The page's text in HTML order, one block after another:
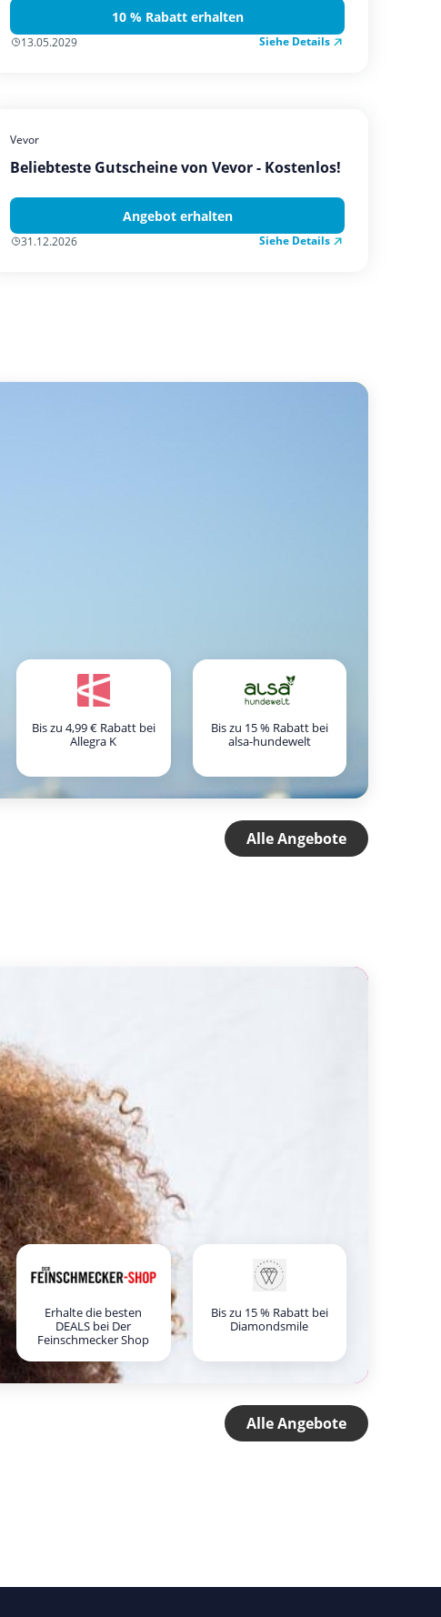
10 % Rabatt erhalten
13.05.2029 Siehe Details
Vevor
Beliebteste Gutscheine von Vevor - Kostenlos!
Angebot erhalten
31.12.2026 Siehe Details
Bis zu 4,99 € Rabatt bei
Allegra K
Bis zu 15 % Rabatt bei
alsa-hundewelt
Alle Angebote
Erhalte die besten
DEALS bei Der
Feinschmecker Shop
Bis zu 15 % Rabatt bei
Diamondsmile
Alle Angebote